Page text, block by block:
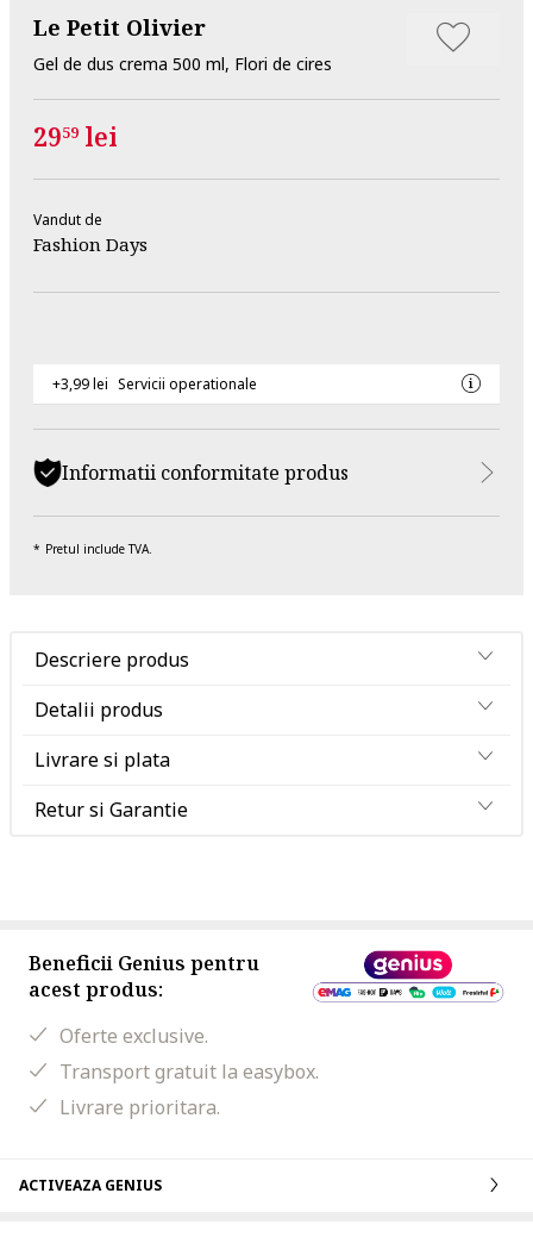
Le Petit Olivier
Gel de dus crema 500 ml, Flori de cires
2959 lei
Vandut de
Fashion Days
+3,99 lei Servicii operationale
Informatii conformitate produs
Pretul include TVA.
Descriere produs
Detalii produs
Livrare si plata
Retur si Garantie
Beneficii Genius pentru
acest produs:
Oferte exclusive.
Transport gratuit la easybox.
Livrare prioritara.
ACTIVEAZA GENIUS